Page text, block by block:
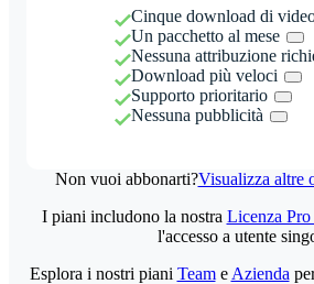
Cinque download di
Un pacchetto al mese
Nessuna attribuzione
Download più veloci
Supporto prioritario
Nessuna pubblicità
Non vuoi abbonarti?Visualizza altre
I piani includono la nostra Licenza Pro
l'accesso a utente
Esplora i nostri piani Teame Azienda